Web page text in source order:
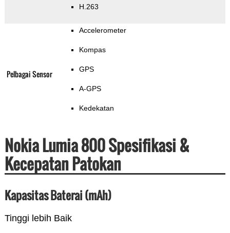
H.263
Pelbagai Sensor
Accelerometer
Kompas
GPS
A-GPS
Kedekatan
Nokia Lumia 800 Spesifikasi &
Kecepatan Patokan
Kapasitas Baterai (mAh)
Tinggi lebih Baik